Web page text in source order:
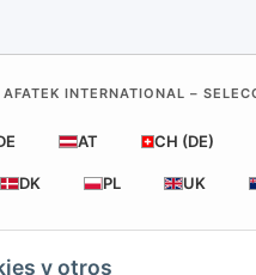
y otros
AFATEK INTERNATIONAL –
AT CH (DE)
DK PL UK